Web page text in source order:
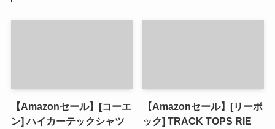
【Amazonセール】[コーエ
ン] ハイカーテックシャツ
【Amazonセール】[リーボ
ック] TRACK TOPS RIE